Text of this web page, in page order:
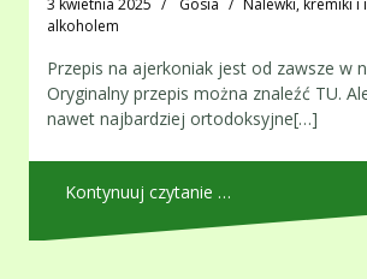
3 kwietnia 2025 Gosia
Nalewki, kremiki i
alkoholem
Przepis na ajerkoniak jest od zawsze w
Oryginalny przepis można znaleźć TU.
nawet najbardziej ortodoksyjne[…]
Kontynuuj czytanie …